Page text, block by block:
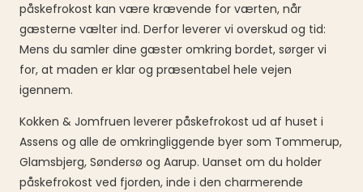
påskefrokost kan være krævende for værten, når
gæsterne vælter ind. Derfor leverer vi overskud og tid:
Mens du samler dine gæster omkring bordet, sørger vi
for, at maden er klar og præsentabel hele vejen
igennem.
Kokken & Jomfruen leverer påskefrokost ud af huset i
Assens og alle de omkringliggende byer som Tommerup,
Glamsbjerg, Søndersø og Aarup. Uanset om du holder
påskefrokost ved fjorden, inde i den charmerende